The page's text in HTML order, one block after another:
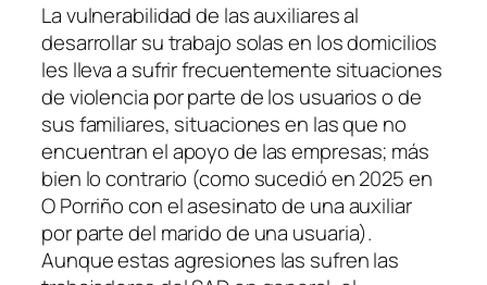
La vulnerabilidad de las auxiliares al
desarrollar su trabajo solas en los domicilios
les lleva a sufrir frecuentemente situaciones
de violencia por parte de los usuarios o de
sus familiares, situaciones en las que no
encuentran el apoyo de las empresas; más
bien lo contrario (como sucedió en 2025 en
O Porriño con el asesinato de una auxiliar
por parte del marido de una usuaria).
Aunque estas agresiones las sufren las